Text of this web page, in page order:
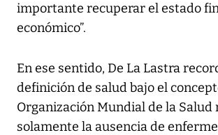
importante recuperar el estado
económico”.
En ese sentido, De La Lastra
definición de salud bajo el
Organización Mundial de la Salud
solamente la ausencia de